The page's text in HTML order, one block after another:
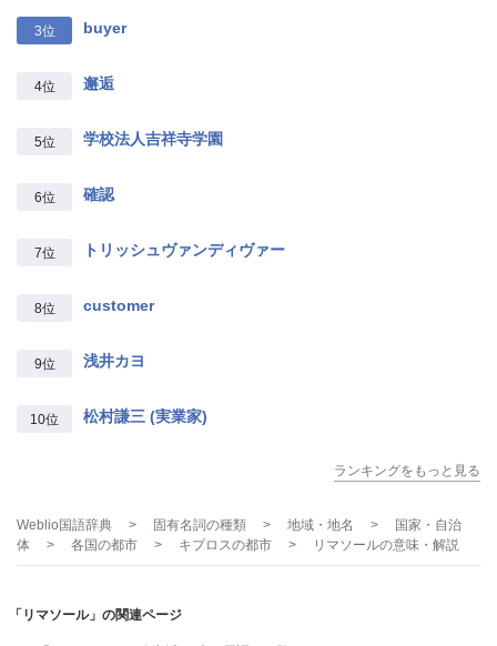
3位 buyer
4位 邂逅
5位 学校法人吉祥寺学園
6位 確認
7位 トリッシュヴァンディヴァー
8位 customer
9位 浅井カヨ
10位 松村謙三 (実業家)
ランキングをもっと見る
Weblio国語辞典 > 固有名詞の種類 > 地域・地名 >
国家・自治
体
> 各国の都市 > キプロスの都市 > リマソールの意味・解説
「リマソール」の関連ページ